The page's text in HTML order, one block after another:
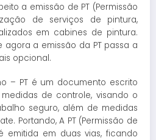
a emissão de PT (Permissão
de serviços de pintura,
em cabines de pintura.
agora a emissão da PT passa a
opcional.
– PT é um documento escrito
de controle, visando o
seguro, além de medidas
Portando, A PT (Permissão de
emitida em duas vias, ficando